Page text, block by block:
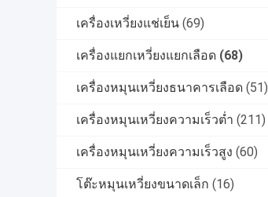
เครื่องเหวี่ยงแช่เย็น (69)
เครื่องแยกเหวี่ยงแยกเลือด (68)
เครื่องหมุนเหวี่ยงธนาคารเลือด (51)
เครื่องหมุนเหวี่ยงความเร็วต่ำ (211)
เครื่องหมุนเหวี่ยงความเร็วสูง (60)
โต๊ะหมุนเหวี่ยงขนาดเล็ก (16)